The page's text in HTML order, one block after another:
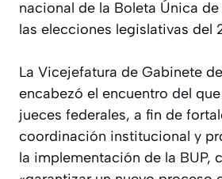
nacional de la Boleta Única de
las elecciones legislativas del
La Vicejefatura de Gabinete
encabezó el encuentro del
jueces federales, a fin de
coordinación institucional y
la implementación de la BUP,